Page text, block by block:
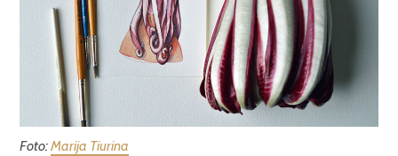
Foto:Marija Tiurina